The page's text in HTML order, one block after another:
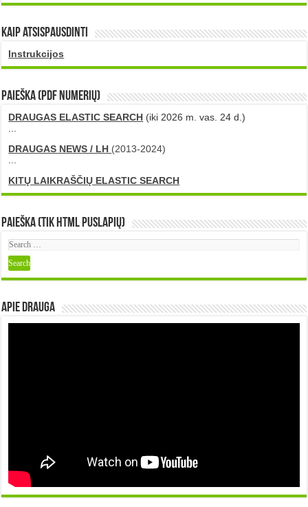
Kaip atsispausdinti
Instrukcijos
PAIEŠKA (PDF numerių)
DRAUGAS ELASTIC SEARCH (iki 2026 m. vas. 24 d.)
...
DRAUGAS NEWS / LH (2013-2024)
...
KITŲ LAIKRAŠČIŲ ELASTIC SEARCH
Paieška (tik HTML puslapių)
Apie DRAUGA